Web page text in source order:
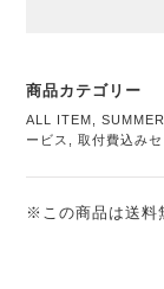
商品カテゴリー
ALL ITEM ,
ービス
,取付費込みセ
※この商品は送料